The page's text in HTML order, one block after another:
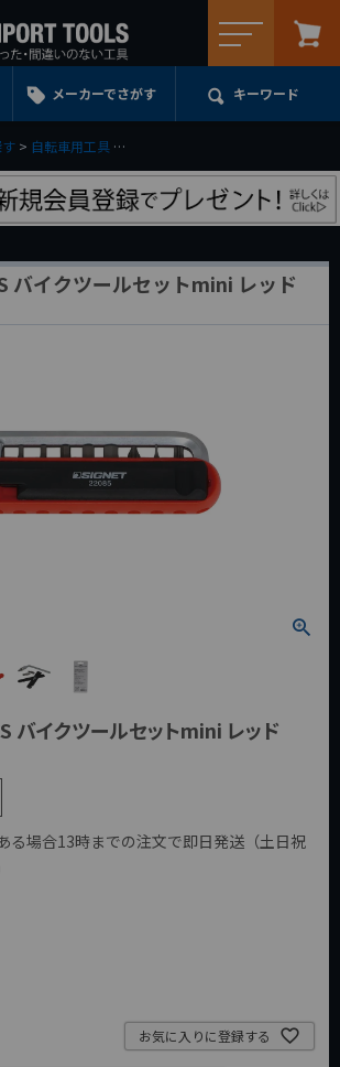
メーカーでさがす キーワード
自転車用工具
バイクツールセットmini レッド
バイクツールセットmini レッド
る場合13時までの注文で即日発送（土日祝
お気に入りに登録する